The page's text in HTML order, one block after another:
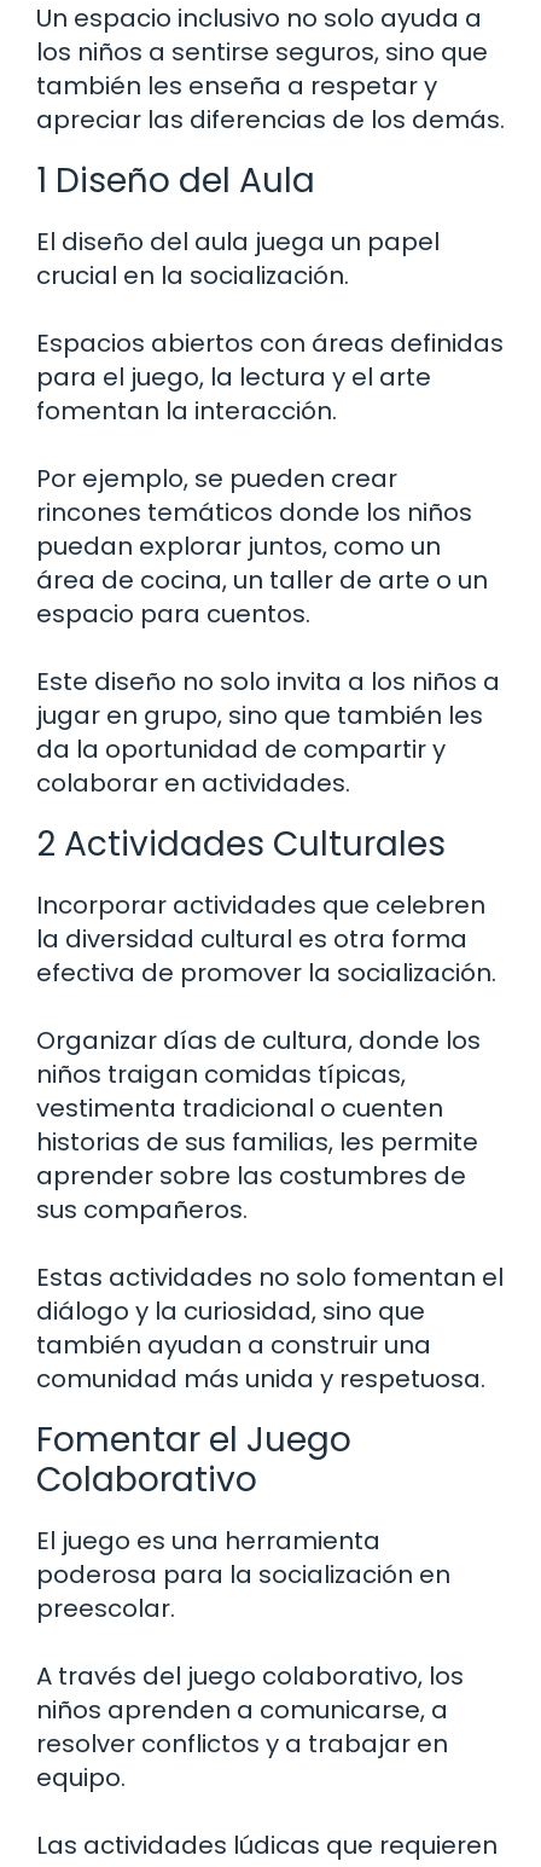
Un espacio inclusivo no solo ayuda a
los niños a sentirse seguros, sino que
también les enseña a respetar y
apreciar las diferencias de los demás.
1 Diseño del Aula
El diseño del aula juega un papel
crucial en la socialización.
Espacios abiertos con áreas definidas
para el juego, la lectura y el arte
fomentan la interacción.
Por ejemplo, se pueden crear
rincones temáticos donde los niños
puedan explorar juntos, como un
área de cocina, un taller de arte o un
espacio para cuentos.
Este diseño no solo invita a los niños a
jugar en grupo, sino que también les
da la oportunidad de compartir y
colaborar en actividades.
2 Actividades Culturales
Incorporar actividades que celebren
la diversidad cultural es otra forma
efectiva de promover la socialización.
Organizar días de cultura, donde los
niños traigan comidas típicas,
vestimenta tradicional o cuenten
historias de sus familias, les permite
aprender sobre las costumbres de
sus compañeros.
Estas actividades no solo fomentan el
diálogo y la curiosidad, sino que
también ayudan a construir una
comunidad más unida y respetuosa.
Fomentar el Juego
Colaborativo
El juego es una herramienta
poderosa para la socialización en
preescolar.
A través del juego colaborativo, los
niños aprenden a comunicarse, a
resolver conflictos y a trabajar en
equipo.
Las actividades lúdicas que requieren